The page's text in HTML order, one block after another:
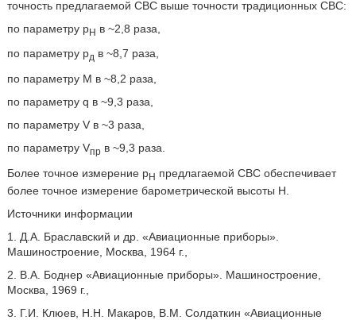
точность предлагаемой СВС выше точности традиционных СВС:
по параметру pН в ~2,8 раза,
по параметру pд в ~8,7 раза,
по параметру M в ~8,2 раза,
по параметру q в ~9,3 раза,
по параметру V в ~3 раза,
по параметру Vпр в ~9,3 раза.
Более точное измерение pН предлагаемой СВС обеспечивает
более точное измерение барометрической высоты H.
Источники информации
1. Д.А. Браславский и др. «Авиационные приборы».
Машиностроение, Москва, 1964 г.,
2. В.А. Боднер «Авиационные приборы». Машиностроение,
Москва, 1969 г.,
3. Г.И. Клюев, Н.Н. Макаров, В.М. Солдаткин «Авиационные